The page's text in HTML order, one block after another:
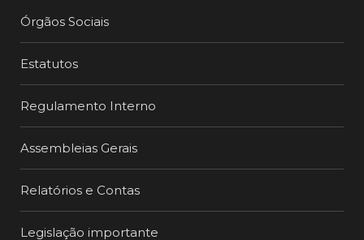
Órgãos Sociais
Estatutos
Regulamento Interno
Assembleias Gerais
Relatórios e Contas
Legislação importante